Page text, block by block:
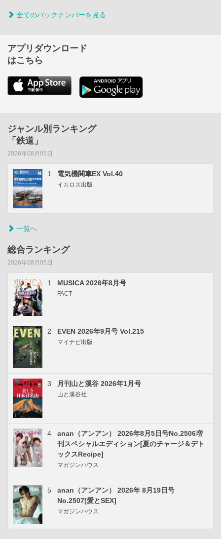
全てのバックナンバーを見る
アプリダウンロード
はこちら
ジャンル別ランキング
「鉄道」
2026年08月05日
1 電気機関車EX Vol.40
イカロス出版
一覧へ
総合ランキング
2026年08月05日
1 MUSICA 2026年8月号
FACT
2 EVEN 2026年9月号 Vol.215
マイナビ出版
3 月刊山と溪谷 2026年1月号
山と溪谷社
4
anan（アンアン） 2026年8月5日号No.2506増
刊スペシャルエディション[夏のチャージ＆デト
ックスRecipe]
マガジンハウス
5
anan（アンアン） 2026年 8月19日号
No.2507[愛とSEX]
マガジンハウス